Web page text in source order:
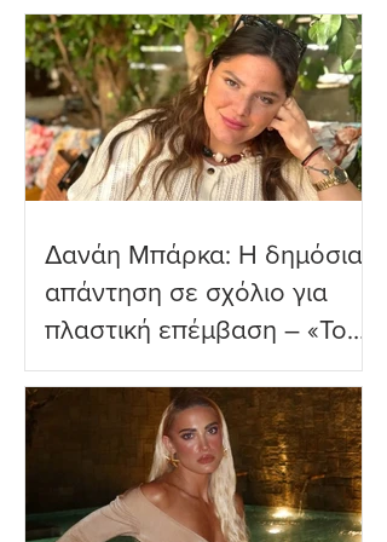
Δανάη Μπάρκα: Η δημόσια
απάντηση σε σχόλιο για
πλαστική επέμβαση – «Το
ωραιότερο σχόλιο που